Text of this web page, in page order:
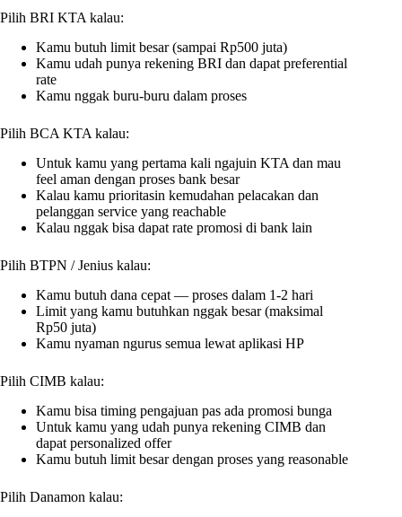
Pilih BRI KTA kalau:
Kamu butuh limit besar (sampai Rp500 juta)
Kamu udah punya rekening BRI dan dapat preferential
rate
Kamu nggak buru-buru dalam proses
Pilih BCA KTA kalau:
Untuk kamu yang pertama kali ngajuin KTA dan mau
feel aman dengan proses bank besar
Kalau kamu prioritasin kemudahan pelacakan dan
pelanggan service yang reachable
Kalau nggak bisa dapat rate promosi di bank lain
Pilih BTPN / Jenius kalau:
Kamu butuh dana cepat — proses dalam 1-2 hari
Limit yang kamu butuhkan nggak besar (maksimal
Rp50 juta)
Kamu nyaman ngurus semua lewat aplikasi HP
Pilih CIMB kalau:
Kamu bisa timing pengajuan pas ada promosi bunga
Untuk kamu yang udah punya rekening CIMB dan
dapat personalized offer
Kamu butuh limit besar dengan proses yang reasonable
Pilih Danamon kalau: